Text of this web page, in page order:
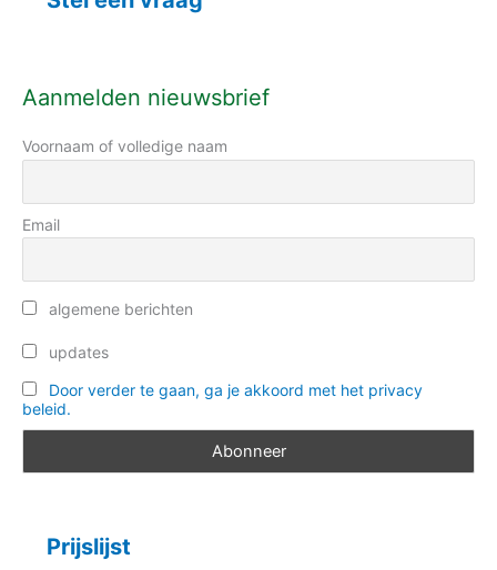
a
:
Aanmelden nieuwsbrief
Voornaam of volledige naam
Email
algemene berichten
updates
Door verder te gaan, ga je akkoord met het privacy
beleid.
Prijslijst
i
e
n